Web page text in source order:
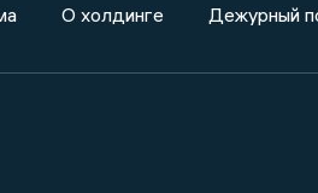
О холдинге Дежурный